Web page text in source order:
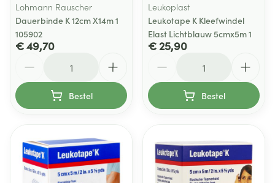
Lohmann Rauscher
Dauerbinde K 12cm X14m 1
105902
€ 49,70
Bestel
Leukoplast
Leukotape K Kleefwindel
Elast Lichtblauw 5cmx5m 1
€ 25,90
Bestel